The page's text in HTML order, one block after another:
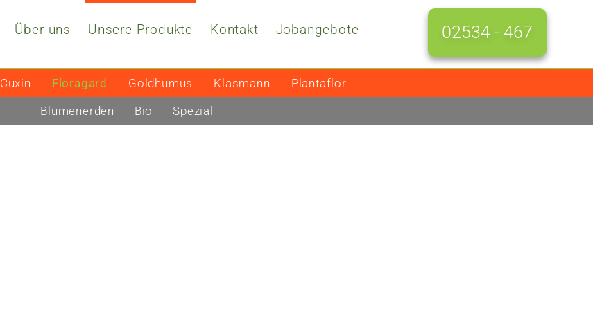
02534 - 467
Über uns Unsere Produkte Kontakt Jobangebote
Cuxin Floragard Goldhumus Klasmann
Plantaflor
Blumenerden
Bio Spezial